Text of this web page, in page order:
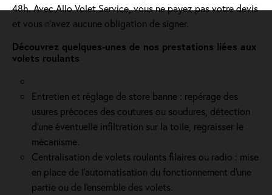
48h. Avec Allo Volet Service, vous ne payez pas votre devis
et vous n'avez aucune obligation de signer.
Découvrez quelques-unes de nos prestations liées aux
volets roulants
Entretien et réglage de store banne : repérage des
usures précoces des coutures ou soudures, détection
d'une éventuelle infiltration sur la toile, regraisser le
mécanisme.
Centralisation de volets roulants filaires ou radio : mise
en place de l'automatisation du fonctionnement d’une
partie ou de l'ensemble des volets.